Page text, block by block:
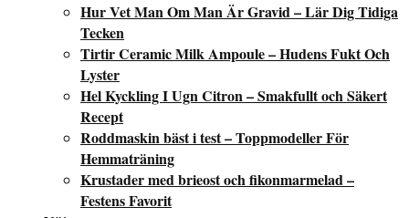
Hur Vet Man Om Man Är Gravid – Lär Dig Tidiga
Tecken
Tirtir Ceramic Milk Ampoule – Hudens Fukt Och
Lyster
Hel Kyckling I Ugn Citron – Smakfullt och Säkert
Recept
Roddmaskin bäst i test – Toppmodeller För
Hemmaträning
Krustader med brieost och fikonmarmelad –
Festens Favorit